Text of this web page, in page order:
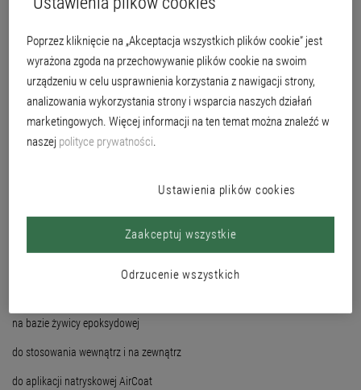
na bazie żywicy epoksydowej
do stosowania wewnątrz i na zewnątrz
do aplikacji natryskowej AirCoat
Poprzez kliknięcie na „Akceptacja wszystkich plików cookie” jest
wyrażona zgoda na przechowywanie plików cookie na swoim
urządzeniu w celu usprawnienia korzystania z nawigacji strony,
analizowania wykorzystania strony i wsparcia naszych działań
marketingowych. Więcej informacji na ten temat można znaleźć w
naszej polityce prywatności.
Ustawienia plików cookies
Odrzucenie wszystkich
Zaakceptuj wszystkie